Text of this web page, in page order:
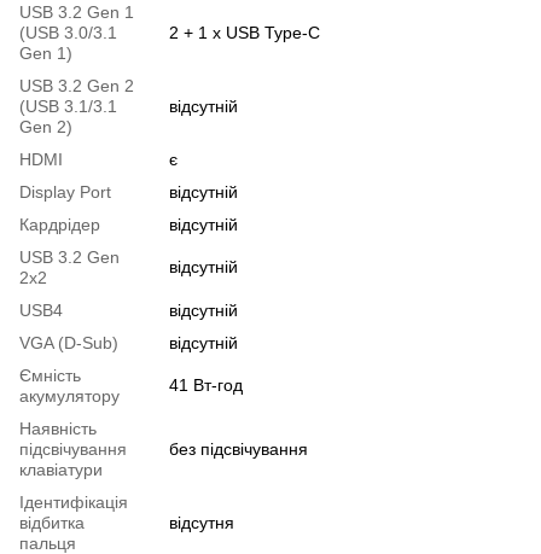
USB 3.2 Gen 1
(USB 3.0/3.1
Gen 1)
2 + 1 x USB Type-C
USB 3.2 Gen 2
(USB 3.1/3.1
Gen 2)
відсутній
HDMI
є
Display Port
відсутній
Кардрідер
відсутній
USB 3.2 Gen
2x2
відсутній
USB4
відсутній
VGA (D-Sub)
відсутній
Ємність
акумулятору
41 Вт-год
Наявність
підсвічування
клавіатури
без підсвічування
Ідентифікація
відбитка
пальця
відсутня